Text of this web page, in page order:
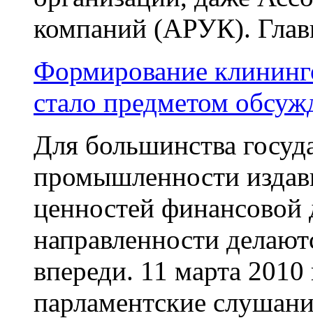
компаний (АРУК).
Формирование
стало предметом
Для большинства
промышленности
ценностей
направленности
впереди. 11 марта
парламентские